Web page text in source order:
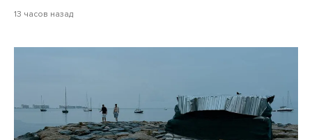
13 часов назад